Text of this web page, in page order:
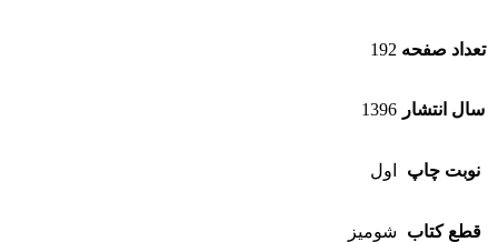
تعداد صفحه 192
سال انتشار 1396
نوبت چاپ اول
قطع کتاب شومیز